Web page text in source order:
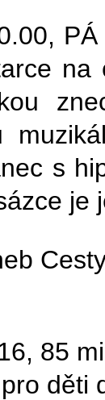
na
s
je
85
děti